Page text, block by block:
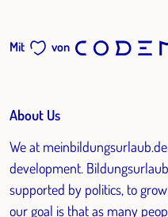
Mit von
About Us
We at
development.
supported by politics, to
our goal is that as many